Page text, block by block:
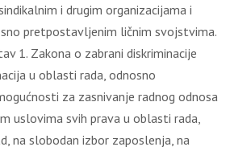
i drugim organizacijama i
pretpostavlјenim ličnim svojstvima.
1. Zakona o zabrani diskriminacije
u oblasti rada, odnosno
za zasnivanje radnog odnosa
uslovima svih prava u oblasti rada,
na slobodan izbor zaposlenja, na